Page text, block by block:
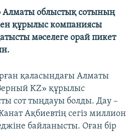
Алматы облыстық сотының
құрылыс компаниясы
мәселеге орай пикет
қаласындағы Алматы
KZ» құрылыс
сот тыңдауы болды. Дау –
Ақбиевтің сегіз миллион
байланысты. Оған бір